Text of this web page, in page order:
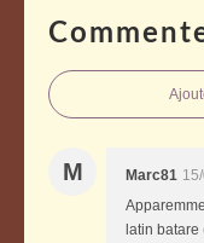
M Marc81
latin